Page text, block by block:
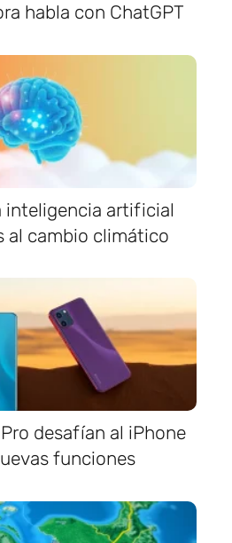
habla con ChatGPT
inteligencia artificial
al cambio climático
desafían al iPhone
funciones